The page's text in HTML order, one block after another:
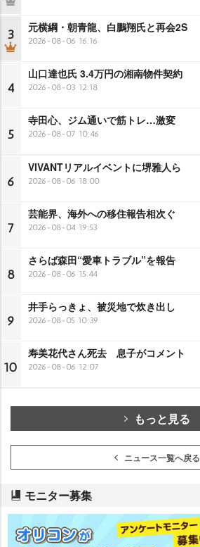
3 元横綱・朝青龍、白鵬翔氏と再会2S
2026-08-06 16:16
4
山口達也氏 3.4万円の湘南物件契約
2026-08-03 12:18
5
寺田心、ジム通いで筋トレ…激変
2026-08-07 10:46
6
VIVANTリアルイベントに堺雅人ら
2026-08-06 18:00
7
芸能界、海外への移住報告相次ぐ
2026-08-04 19:53
8
さらば森田“愛車トラブル”を報告
2026-08-06 15:44
9
井手らっきょ、被災地で炊き出し
2026-08-05 10:39
10
寿美花代さん死去 息子がコメント
2026-08-06 12:07
もっと見る
ニュース一覧へ戻る
モニター募集